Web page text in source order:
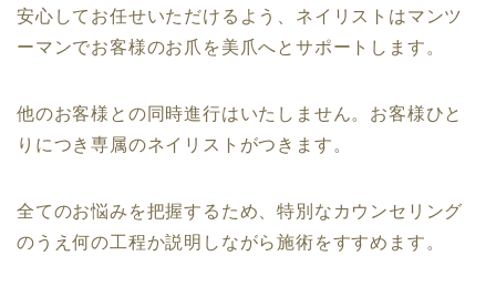
安心してお任せいただけるよう、ネイリストはマンツ
ーマンでお客様のお爪を美爪へとサポートします。
他のお客様との同時進行はいたしません。お客様ひと
りにつき専属のネイリストがつきます。
全てのお悩みを把握するため、特別なカウンセリング
のうえ何の工程か説明しながら施術をすすめます。